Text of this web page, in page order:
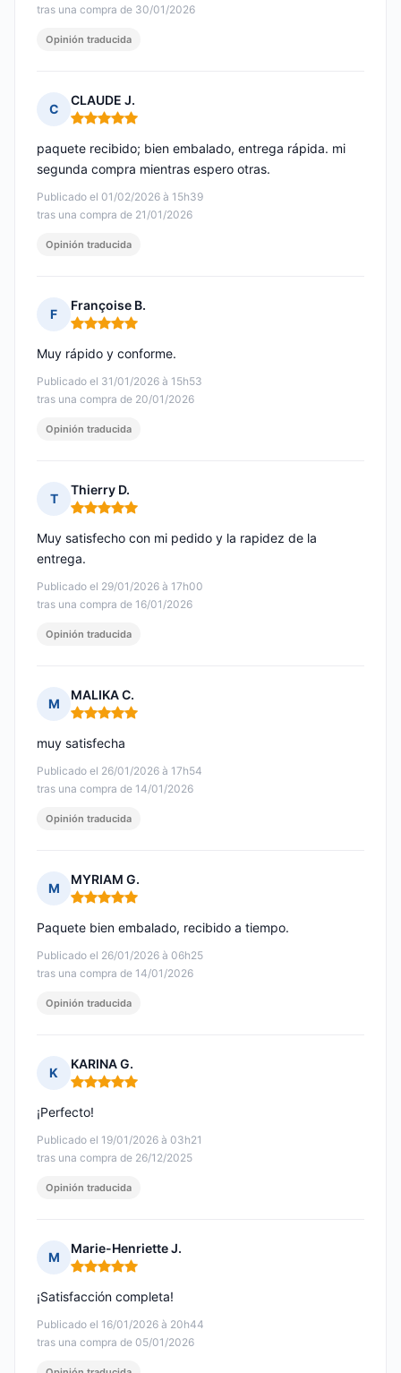
tras una compra de 30/01/2026
Opinión traducida
C
CLAUDE J.
Nota: 5 de 5
Publicado el 01/02/2026 à 15h39
tras una compra de 21/01/2026
paquete recibido; bien embalado, entrega rápida. mi
segunda compra mientras espero otras.
Opinión traducida
F
Françoise B.
Nota: 5 de 5
Publicado el 31/01/2026 à 15h53
tras una compra de 20/01/2026
Muy rápido y conforme.
Opinión traducida
T
Thierry D.
Nota: 5 de 5
Publicado el 29/01/2026 à 17h00
tras una compra de 16/01/2026
Muy satisfecho con mi pedido y la rapidez de la
entrega.
Opinión traducida
M
MALIKA C.
Nota: 5 de 5
Publicado el 26/01/2026 à 17h54
tras una compra de 14/01/2026
muy satisfecha
Opinión traducida
M
MYRIAM G.
Nota: 5 de 5
Publicado el 26/01/2026 à 06h25
tras una compra de 14/01/2026
Paquete bien embalado, recibido a tiempo.
Opinión traducida
K
KARINA G.
Nota: 5 de 5
Publicado el 19/01/2026 à 03h21
tras una compra de 26/12/2025
¡Perfecto!
Opinión traducida
M
Marie-Henriette J.
Nota: 5 de 5
Publicado el 16/01/2026 à 20h44
tras una compra de 05/01/2026
¡Satisfacción completa!